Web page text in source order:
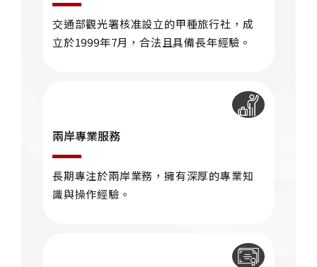
交通部觀光署核准設立的甲種旅行社，成
立於1999年7月，合法且具備長年經驗。
兩岸專業服務
長期專注於兩岸業務，擁有深厚的專業知
識與操作經驗。